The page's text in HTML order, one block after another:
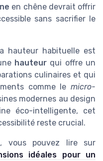
en chêne devrait offrir
sans sacrifier le
hauteur habituelle est
hauteur qui offre un
culinaires et qui
comme le micro-
modernes au design
éco-intelligente, cet
reste crucial.
, vous pouvez lire sur
idéales pour un